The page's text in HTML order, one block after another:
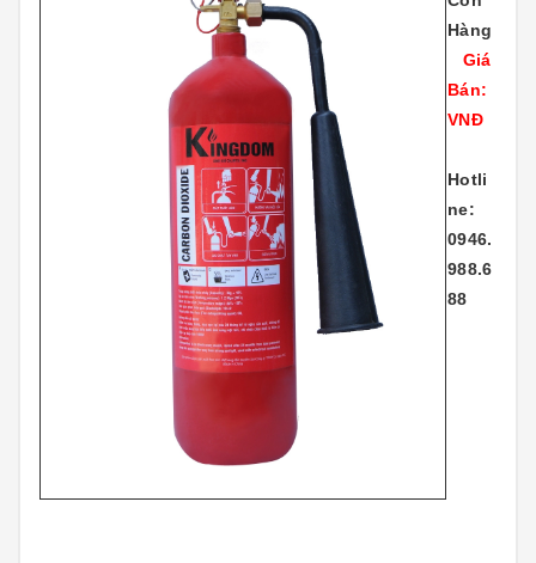
Hàng
Giá
Bán:
VNĐ
Hotli
ne:
0946.
988.6
88